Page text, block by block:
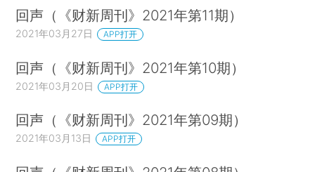
回声（《财新周刊》2021年第11期）
2021年03月27日 APP打开
回声（《财新周刊》2021年第10期）
2021年03月20日 APP打开
回声（《财新周刊》2021年第09期）
2021年03月13日 APP打开